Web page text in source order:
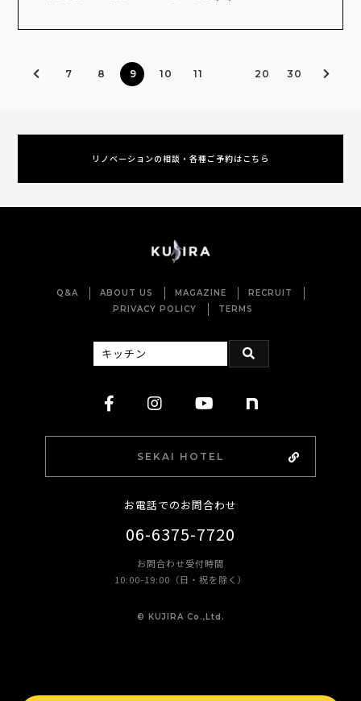
7 8 9 10 11 20 30
リノベーションの相談・各種ご予約はこちら
Q&A ABOUT US MAGAZINE
RECRUIT
PRIVACY POLICY
TERMS
SEKAI HOTEL
お電話でのお問合わせ
06-6375-7720
お問合わせ受付時間
10:00-19:00（日・祝を除く）
©︎ KUJIRA Co.,Ltd.